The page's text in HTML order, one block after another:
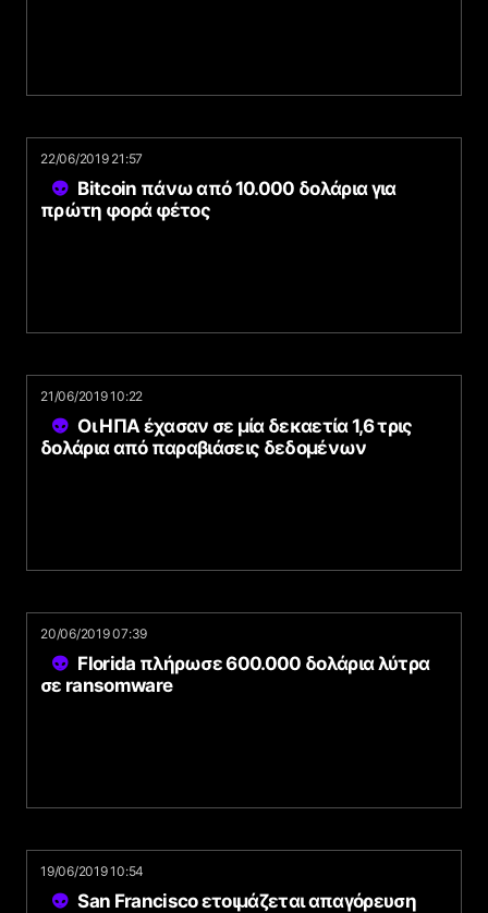
22/06/2019 21:57
Bitcoin πάνω από 10.000 δολάρια για
πρώτη φορά φέτος
21/06/2019 10:22
Οι ΗΠΑ έχασαν σε μία δεκαετία 1,6 τρις
δολάρια από παραβιάσεις δεδομένων
20/06/2019 07:39
Florida πλήρωσε 600.000 δολάρια λύτρα
σε ransomware
19/06/2019 10:54
San Francisco ετοιμάζεται απαγόρευση